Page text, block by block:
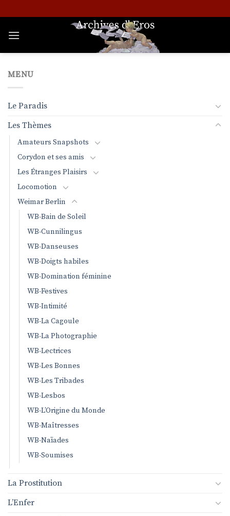
au
contenu
MENU
Le Paradis
Les Thèmes
Amateurs Snapshots
Corydon et ses amis
Les Étranges Plaisirs
Locomotion
Weimar Berlin
WB-Bain de Soleil
WB-Cunnilingus
WB-Danseuses
WB-Doigts habiles
WB-Domination féminine
WB-Festives
WB-Intimité
WB-La Cagoule
WB-La Photographie
WB-Lectrices
WB-Les Bonnes
WB-Les Tribades
WB-Lesbos
WB-L’Origine du Monde
WB-Maîtresses
WB-Naïades
WB-Soumises
La Prostitution
L’Enfer